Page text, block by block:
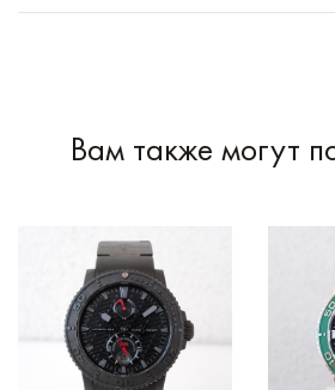
Вам также могут